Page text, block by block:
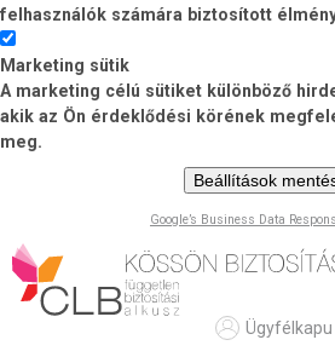
felhasználók számára biztosított
Marketing sütik
A marketing célú sütiket különböző
akik az Ön érdeklődési körének
meg.
Beállítások
Google’s Business Data
Ugrás
a
tartalomra
Ügyfélkapu